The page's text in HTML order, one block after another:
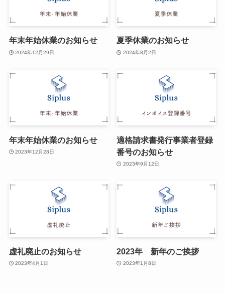
年末年始休業のお知らせ
2024年12月29日
夏季休業のお知らせ
2024年8月2日
年末年始休業のお知らせ
2023年12月28日
適格請求書発行事業者登録
番号のお知らせ
2023年9月12日
虚礼廃止のお知らせ
2023年4月1日
2023年 新年のご挨拶
2023年1月8日